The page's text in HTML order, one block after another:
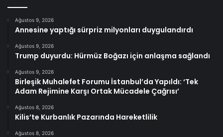
Ağustos 9, 2026
Annesine yaptığı sürpriz milyonları duygulandırdı
Ağustos 9, 2026
Trump duyurdu: Hürmüz Boğazı için anlaşma sağlandı
Ağustos 9, 2026
Birleşik Muhalefet Forumu İstanbul’da Yapıldı: ‘Tek
Adam Rejimine Karşı Ortak Mücadele Çağrısı’
Ağustos 8, 2026
Kilis’te Kurbanlık Pazarında Hareketlilik
Ağustos 8, 2026